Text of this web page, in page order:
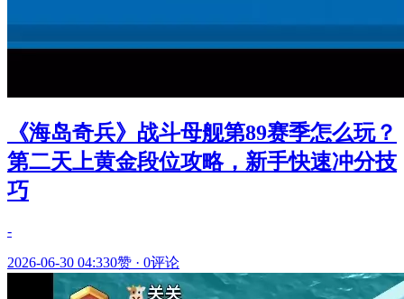
《海岛奇兵》战斗母舰第89赛季怎么玩？
第二天上黄金段位攻略，新手快速冲分技
巧
-
2026-06-30 04:330赞 · 0评论